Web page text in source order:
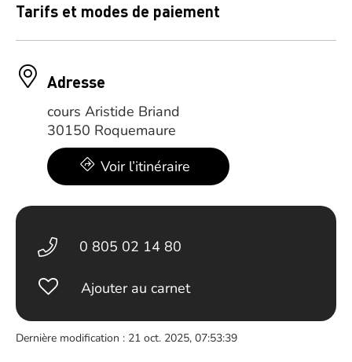
Tarifs et modes de paiement
Adresse
cours Aristide Briand
30150 Roquemaure
Voir l’itinéraire
0 805 02 14 80
Ajouter au carnet
Dernière modification : 21 oct. 2025, 07:53:39